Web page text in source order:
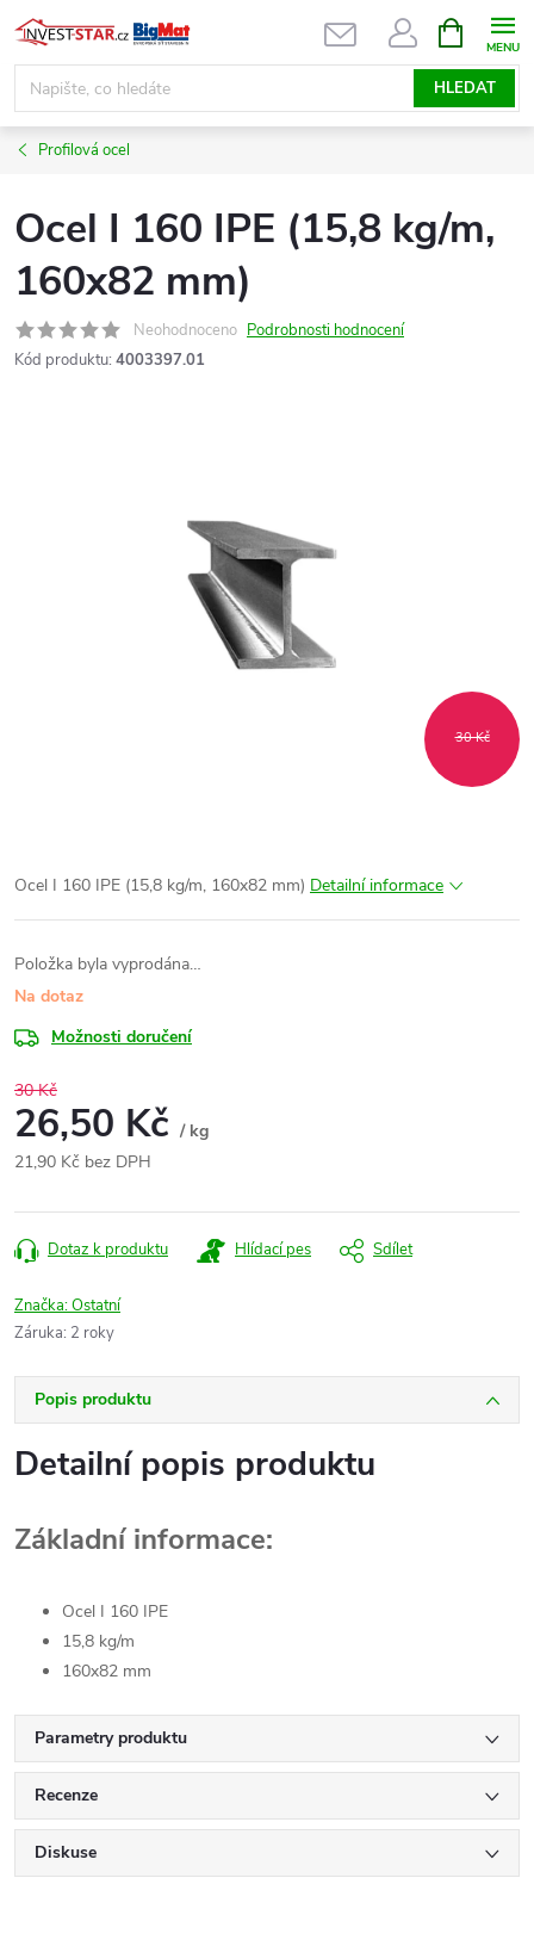
Přejít
na
obsah
HLEDAT
NÁKUPNÍ
KOŠÍK
Profilová ocel
Ocel I 160 IPE (15,8 kg/m,
160x82 mm)
Neohodnoceno Podrobnosti hodnocení
Kód produktu: 4003397.01
30 Kč
Ocel I 160 IPE (15,8 kg/m, 160x82 mm) Detailní informace
Položka byla vyprodána…
Na dotaz
Možnosti doručení
30 Kč
26,50 Kč / kg
21,90 Kč bez DPH
cena:
Dotaz k produktu Hlídací pes Sdílet
Značka:Ostatní
Záruka: 2 roky
Popis produktu
Detailní popis produktu
Základní informace:
Ocel I 160 IPE
15,8 kg/m
160x82 mm
Parametry produktu
Recenze
Diskuse